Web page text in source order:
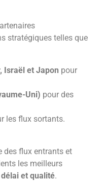
stratégiques telles que
Israël et Japon pour
Uni) pour des
les flux sortants.
des flux entrants et
les meilleurs
et qualité.